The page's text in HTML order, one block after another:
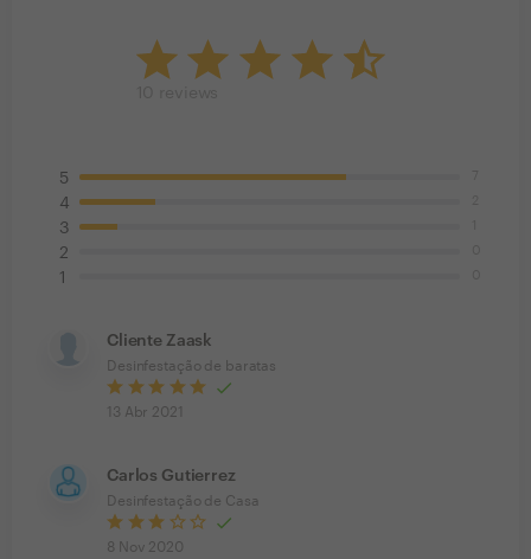
5
4
3
2
1
Cliente Zaask
Desinfestação de baratas
13 Abr 2021
Carlos Gutierrez
Desinfestação de Casa
8 Nov 2020